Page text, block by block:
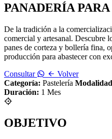
PANADERÍA
De la tradición a la
comercial y artesanal. Descubre
panes de corteza y bollería fina,
producción para abastecer con
Consultar
Volver
Categoría: Pastelería
Duración: 1 Mes
OBJETIVO